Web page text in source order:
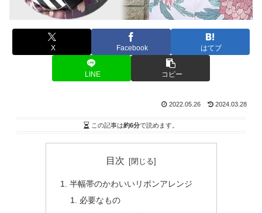
X Facebook はてブ
LINE コピー
2022.05.26 2024.03.28
この記事は約6分で読めます。
目次
半幅帯のかわいいリボンアレンジ
必要なもの